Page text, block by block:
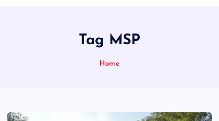
Tag MSP
Home